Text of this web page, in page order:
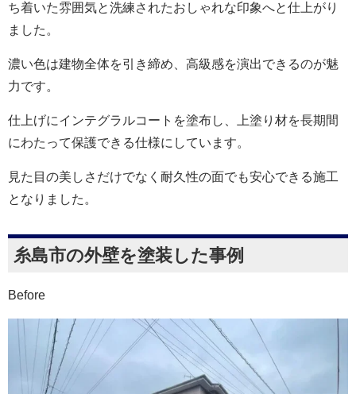
ち着いた雰囲気と洗練されたおしゃれな印象へと仕上がり
ました。
濃い色は建物全体を引き締め、高級感を演出できるのが魅
力です。
仕上げにインテグラルコートを塗布し、上塗り材を長期間
にわたって保護できる仕様にしています。
見た目の美しさだけでなく耐久性の面でも安心できる施工
となりました。
糸島市の外壁を塗装した事例
Before